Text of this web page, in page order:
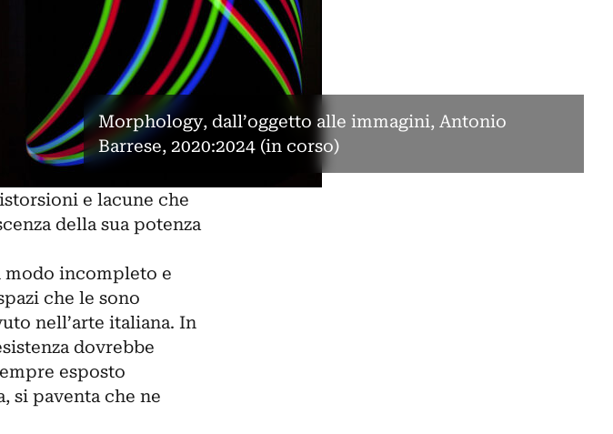
Morphology, dall’oggetto alle immagini, Antonio
Barrese, 2020:2024 (in corso)
e lacune che
della sua potenza
modo incompleto e
che le sono
nell’arte italiana. In
dovrebbe
esposto
si paventa che ne